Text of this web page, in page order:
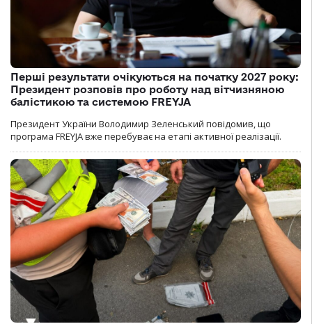
Перші результати очікуються на початку 2027 року:
Президент розповів про роботу над вітчизняною
балістикою та системою FREYJA
Президент України Володимир Зеленський повідомив, що
програма FREYJA вже перебуває на етапі активної реалізації.